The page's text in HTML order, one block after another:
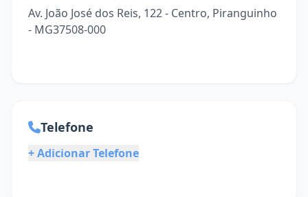
Av. João José dos Reis, 122 - Centro, Piranguinho
- MG37508-000
Telefone
+ Adicionar Telefone